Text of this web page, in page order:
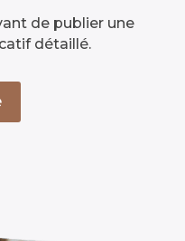
de publier une
détaillé.